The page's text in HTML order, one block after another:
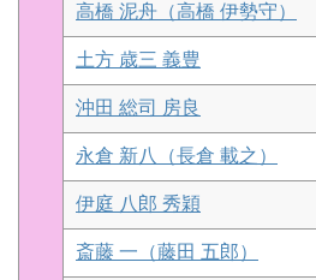
高橋 泥舟（高橋 伊勢守）
土方 歳三 義豊
沖田 総司 房良
永倉 新八（長倉 載之）
伊庭 八郎 秀穎
斎藤 一（藤田 五郎）